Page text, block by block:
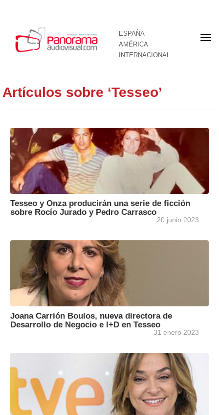
ESPAÑA
AMÉRICA
INTERNACIONAL
Artículos sobre ‘Tesseo’
Tesseo y Onza producirán una serie de ficción
sobre Rocío Jurado y Pedro Carrasco
20 junio 2023
Joana Carrión Boulos, nueva directora de
Desarrollo de Negocio e I+D en Tesseo
31 enero 2023